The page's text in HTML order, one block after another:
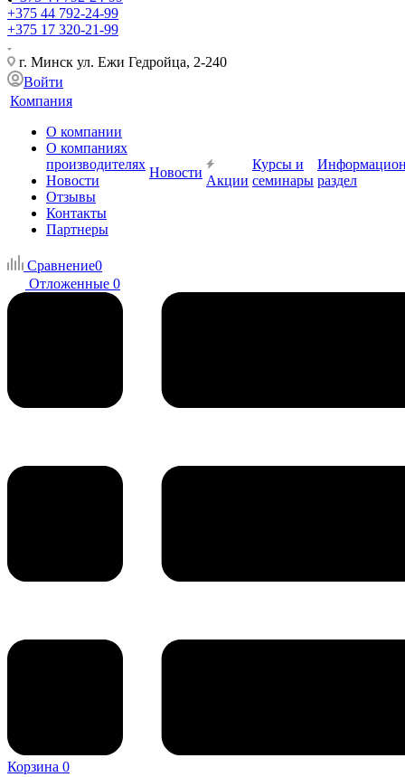
+375 44 792-24-99
+375 17 320-21-99
г. Минск ул. Ежи Гедройца, 2-240
Войти
Компания
О компании
О компаниях
производителях
Новости
Отзывы
Контакты
Партнеры
Новости
Акции
Курсы и
семинары раздел
Сравнение0
Отложенные 0
Корзина 0